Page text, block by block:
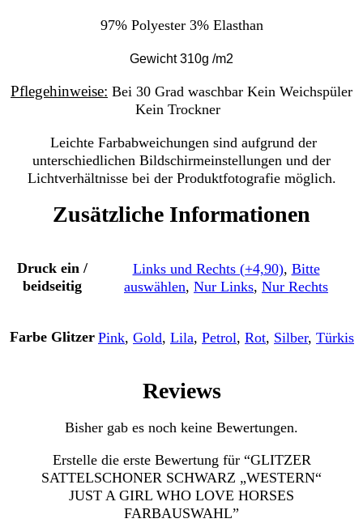
97% Polyester 3% Elasthan
Gewicht 310g /m2
Pflegehinweise: Bei 30 Grad waschbar Kein Weichspüler
Kein Trockner
Leichte Farbabweichungen sind aufgrund der
unterschiedlichen Bildschirmeinstellungen und der
Lichtverhältnisse bei der Produktfotografie möglich.
Zusätzliche Informationen
Druck ein /
beidseitig
Links und Rechts (+4,90), Bitte
auswählen, Nur Links, Nur Rechts
Farbe Glitzer Pink, Gold, Lila, Petrol, Rot, Silber, Türkis
Reviews
Bisher gab es noch keine Bewertungen.
Erstelle die erste Bewertung für “GLITZER
SATTELSCHONER SCHWARZ „WESTERN“
JUST A GIRL WHO LOVE HORSES
FARBAUSWAHL”